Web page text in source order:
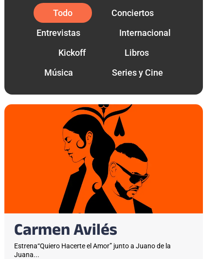
Conciertos
Entrevistas
Internacional
Kickoff
Libros
Música
Series y Cine
Todo
Carmen Avilés
Estrena“Quiero Hacerte el Amor” junto a Juano de la
Juana...